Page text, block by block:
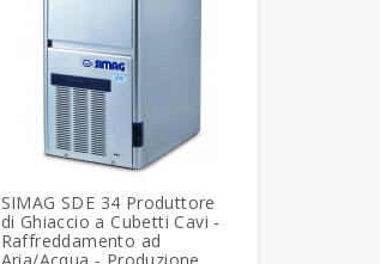
SIMAG SDE 34 Produttore
di Ghiaccio a Cubetti Cavi -
Raffreddamento ad